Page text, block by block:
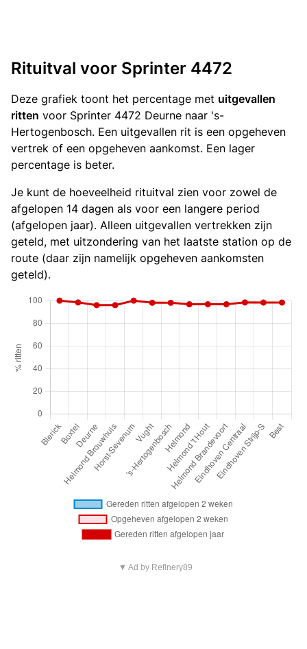
Rituitval voor Sprinter 4472
Deze grafiek toont het percentage met uitgevallen
ritten voor Sprinter 4472 Deurne naar 's-
Hertogenbosch. Een uitgevallen rit is een opgeheven
vertrek of een opgeheven aankomst. Een lager
percentage is beter.
Je kunt de hoeveelheid rituitval zien voor zowel de
afgelopen 14 dagen als voor een langere period
(afgelopen jaar). Alleen uitgevallen vertrekken zijn
geteld, met uitzondering van het laatste station op de
route (daar zijn namelijk opgeheven aankomsten
geteld).
▼ Ad by Refinery89